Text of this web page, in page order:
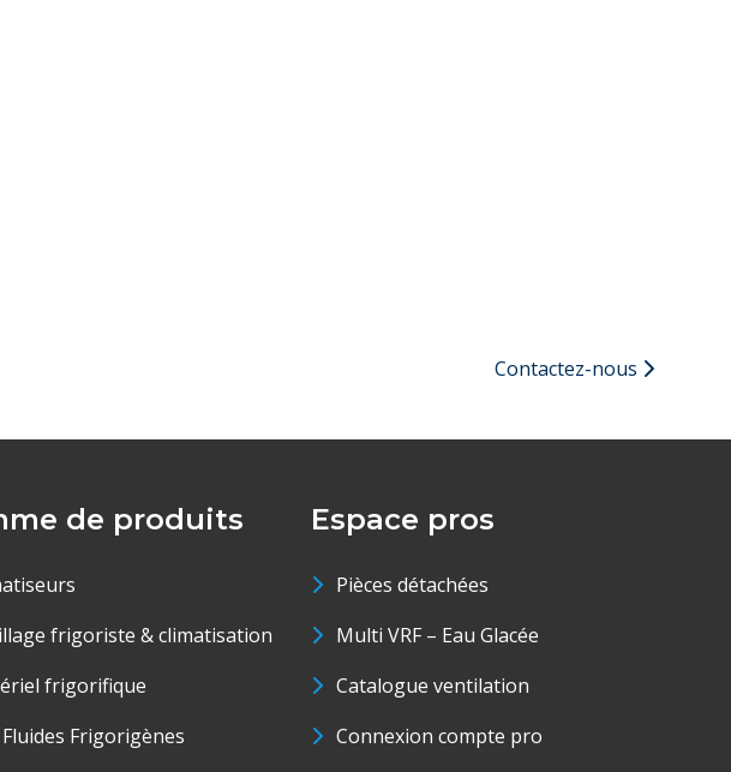
Contactez-nous
de produits
frigoriste & climatisation
frigorifique
Fluides Frigorigènes
Espace pros
Pièces détachées
Multi VRF – Eau Glacée
Catalogue ventilation
Connexion compte pro